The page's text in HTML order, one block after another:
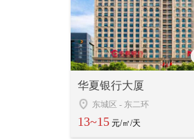
华夏银行大厦
东城区 - 东二环
13~15 元/㎡/天